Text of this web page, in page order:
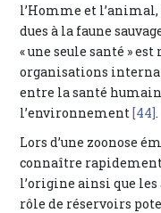
l’Homme et
dues à la faune
« une seule santé »
organisations
entre la santé
l’environnement[44].
Lors d’une zoonose
connaître rapidement
l’origine ainsi que les
rôle de réservoirs